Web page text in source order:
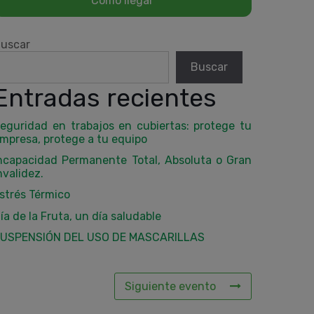
Buscar
recientes
en trabajos en cubiertas: protege tu
protege a tu equipo
Permanente Total, Absoluta o Gran
Térmico
de la Fruta, un día saludable
DEL USO DE MASCARILLAS
Siguiente evento